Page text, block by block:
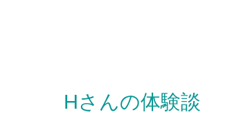
Hさんの体験談